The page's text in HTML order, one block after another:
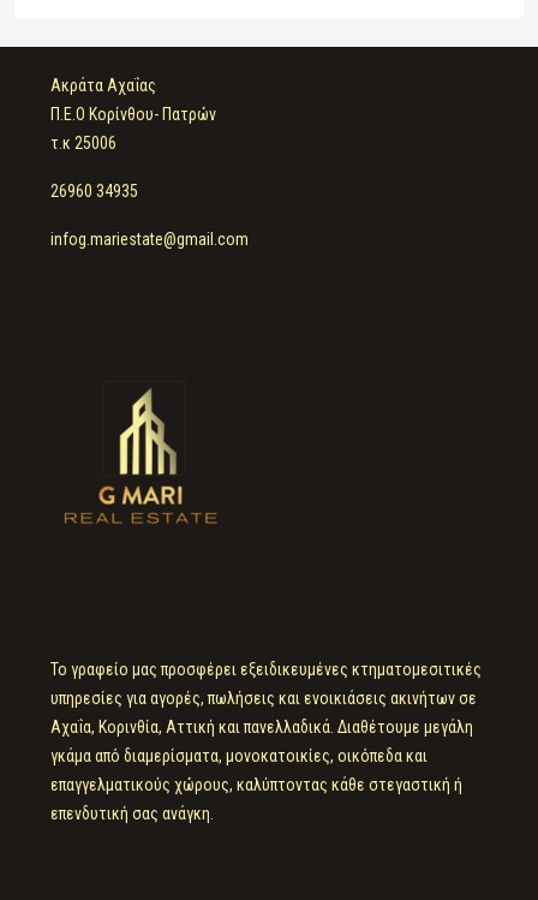
Ακράτα Αχαΐας
Π.Ε.Ο Κορίνθου- Πατρών
τ.κ 25006
26960 34935
infog.mariestate@gmail.com
Το γραφείο μας προσφέρει εξειδικευμένες κτηματομεσιτικές
υπηρεσίες για αγορές, πωλήσεις και ενοικιάσεις ακινήτων σε
Αχαΐα, Κορινθία, Αττική και πανελλαδικά. Διαθέτουμε μεγάλη
γκάμα από διαμερίσματα, μονοκατοικίες, οικόπεδα και
επαγγελματικούς χώρους, καλύπτοντας κάθε στεγαστική ή
επενδυτική σας ανάγκη.